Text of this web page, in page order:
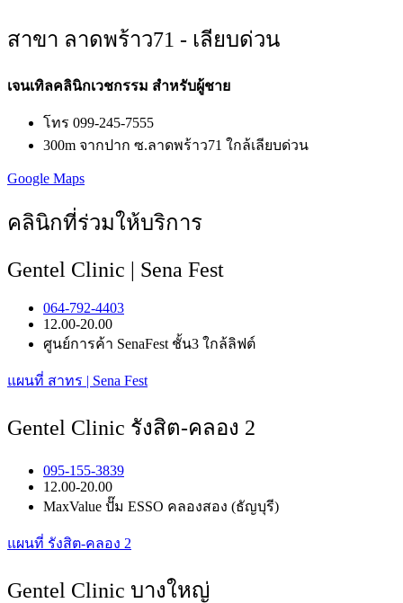
สาขา ลาดพร้าว71 - เลียบด่วน
เจนเทิลคลินิกเวชกรรม สำหรับผู้ชาย
โทร 099-245-7555
300m จากปาก ซ.ลาดพร้าว71 ใกล้เลียบด่วน
Google Maps
คลินิกที่ร่วมให้บริการ
Gentel Clinic | Sena Fest
064-792-4403
12.00-20.00
ศูนย์การค้า SenaFest ชั้น3 ใกล้ลิฟต์
แผนที่ สาทร | Sena Fest
Gentel Clinic รังสิต-คลอง 2
095-155-3839
12.00-20.00
MaxValue ปั๊ม ESSO คลองสอง (ธัญบุรี)
แผนที่ รังสิต-คลอง 2
Gentel Clinic บางใหญ่